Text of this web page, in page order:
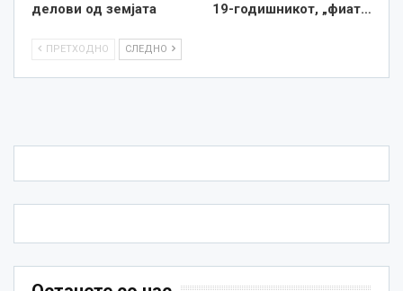
делови од земјата
19-годишникот, „фиат…
ПРЕТХОДНО СЛЕДНО